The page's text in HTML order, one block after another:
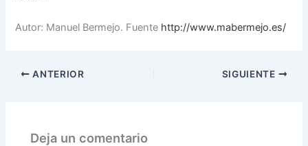
Autor: Manuel Bermejo. Fuente http://www.mabermejo.es/
ANTERIOR SIGUIENTE
Deja un comentario